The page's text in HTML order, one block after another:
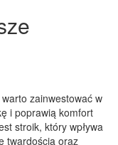
zainwestować w
i poprawią komfort
stroik, który wpływa
twardością oraz